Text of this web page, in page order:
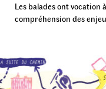
Les balades ont
compréhension des